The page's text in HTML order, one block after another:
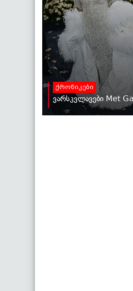
ქრონიკები
ვარსკვლავები Met